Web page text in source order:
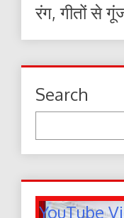
रंग, गीतों से
Search
YouTube